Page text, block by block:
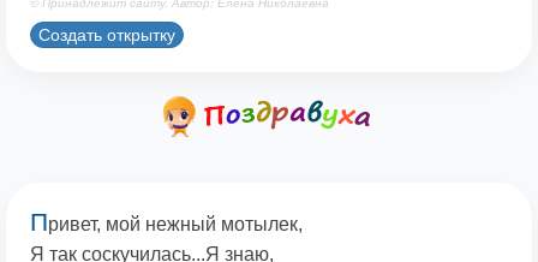
© Принадлежит сайту. Автор: Елена Николаевна
Создать открытку
Привет, мой нежный мотылек,
Я так соскучилась...Я знаю,